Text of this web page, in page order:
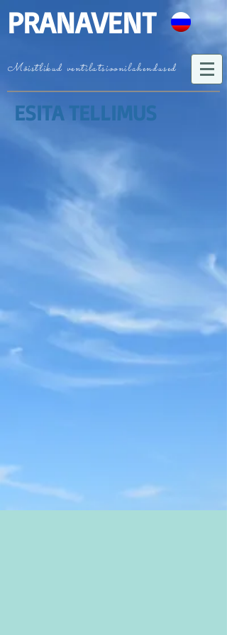
PRANAVENT
Mõistlikud ventilatsioonilahendused
ESITA TELLIMUS